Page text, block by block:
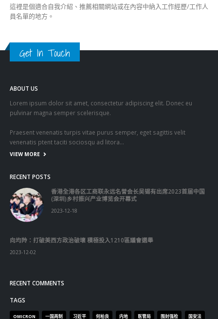
這裡是個適合自我介紹、推薦相關網站或在內容中納入工作經歷/工作人
員名單的地方。
Get In Touch
ABOUT US
Lorem ipsum dolor sit amet, consectetur adipiscing elit. Donec eu
pulvinar magna semper scelerisque.
Praesent venenatis turpis vitae purus semper, eget sagittis velit
venenatis ptent taciti sociosqu ad litora…
VIEW MORE
RECENT POSTS
香港全港各区工商联永远名誉会长吴锡有出席2023首届中国
(深圳)乡村振兴产业博览会开幕式
2023-12-18
向均羚：打破美西方政治破壞 積極投入1210區議會選舉
2023-12-02
RECENT COMMENTS
TAGS
OMICRON 一国两制 习近平 何柏良 内地 医管局 围封强检 国安法